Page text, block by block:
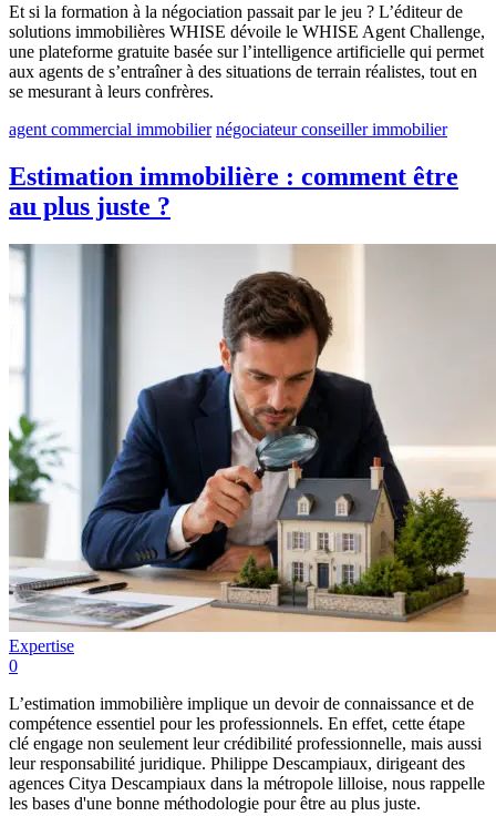
Et si la formation à la négociation passait par le jeu ? L’éditeur de
solutions immobilières WHISE dévoile le WHISE Agent Challenge,
une plateforme gratuite basée sur l’intelligence artificielle qui permet
aux agents de s’entraîner à des situations de terrain réalistes, tout en
se mesurant à leurs confrères.
agent commercial immobilier négociateur conseiller immobilier
Estimation immobilière : comment être
au plus juste ?
Expertise
0
L’estimation immobilière implique un devoir de connaissance et de
compétence essentiel pour les professionnels. En effet, cette étape
clé engage non seulement leur crédibilité professionnelle, mais aussi
leur responsabilité juridique. Philippe Descampiaux, dirigeant des
agences Citya Descampiaux dans la métropole lilloise, nous rappelle
les bases d'une bonne méthodologie pour être au plus juste.